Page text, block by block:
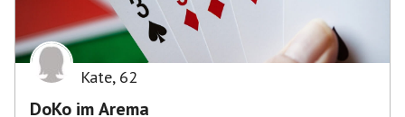
Kate, 62
DoKo im Arema